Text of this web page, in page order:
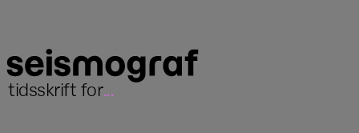
tidsskrift for...